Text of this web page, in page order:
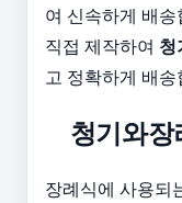
여 신속하게 배
직접 제작하여 청
고 정확하게 배송
청기와
장례식에 사용되